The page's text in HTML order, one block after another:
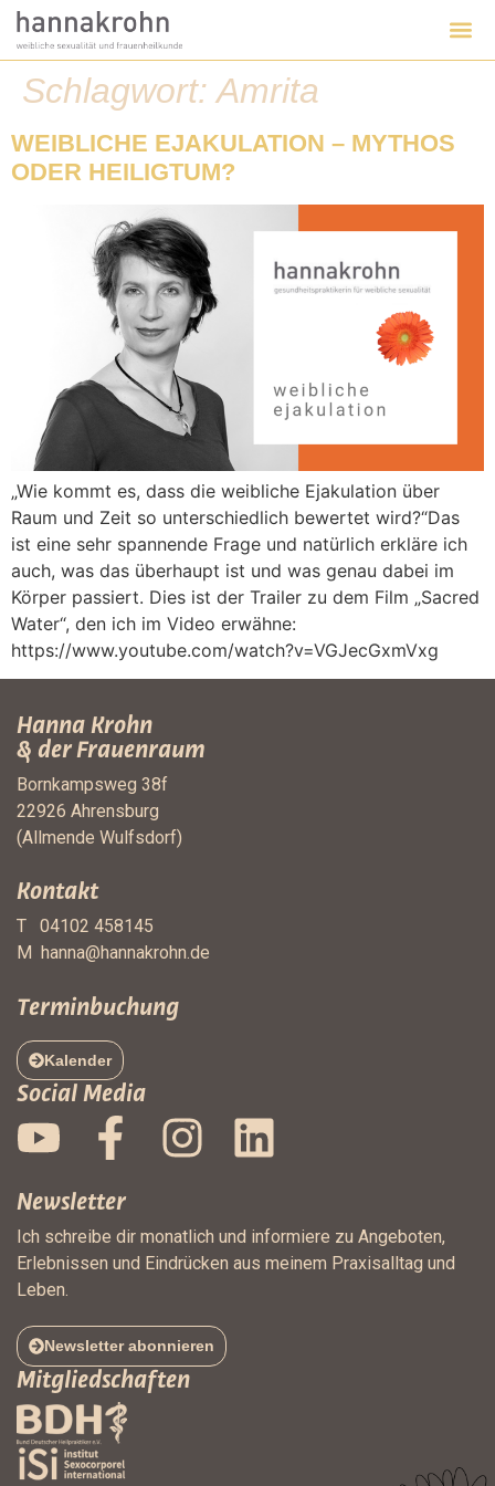
Schlagwort:Amrita
WEIBLICHE EJAKULATION – MYTHOS
ODER HEILIGTUM?
„Wie kommt es, dass die weibliche Ejakulation über
Raum und Zeit so unterschiedlich bewertet wird?“Das
ist eine sehr spannende Frage und natürlich erkläre ich
auch, was das überhaupt ist und was genau dabei im
Körper passiert. Dies ist der Trailer zu dem Film „Sacred
Water“, den ich im Video erwähne:
https://www.youtube.com/watch?v=VGJecGxmVxg
Hanna Krohn
& der Frauenraum
Bornkampsweg 38f
22926 Ahrensburg
(Allmende Wulfsdorf)
Kontakt
T 04102 458145
M
hanna@hannakrohn.de
Terminbuchung
Kalender
Social Media
Newsletter
Ich schreibe dir monatlich und informiere zu Angeboten,
Erlebnissen und Eindrücken aus meinem Praxisalltag und
Leben.
Newsletter abonnieren
Mitgliedschaften